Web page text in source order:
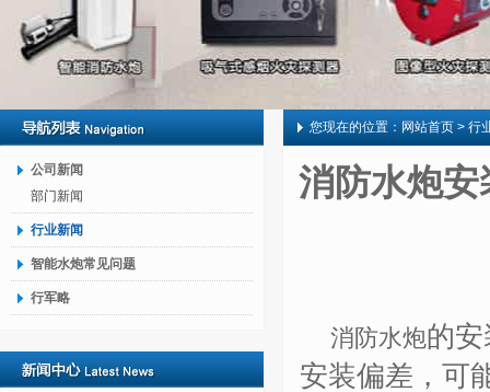
公司新闻
部门新闻
行业新闻
智能水炮常见问题
行军略
您现在的位置： 网站首页 > 行
消防水炮
消防水炮的
安装偏差，可